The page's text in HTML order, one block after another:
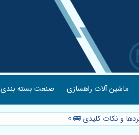
ماشین آلات راهسازی صنعت بسته بندی
»